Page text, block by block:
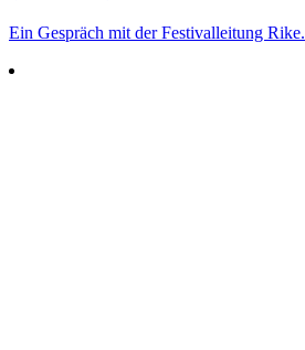
Ein Gespräch mit der Fes­ti­val­leitung Rike.